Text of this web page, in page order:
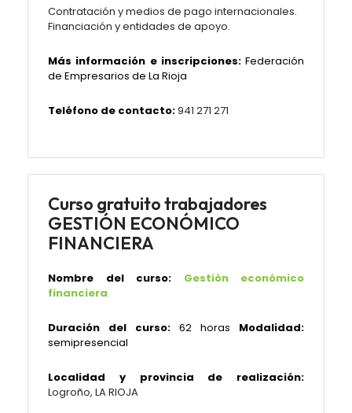
Contratación y medios de pago internacionales.
Financiación y entidades de apoyo.
Más información e inscripciones:Federación
de Empresarios de La Rioja
Teléfono de contacto:941 271 271
Curso gratuito trabajadores
GESTIÓN ECONÓMICO
FINANCIERA
Nombre del curso:
Gestión económico
financiera
Duración del curso: 62 horas Modalidad:
semipresencial
Localidad y provincia de realización:
Logroño, LA RIOJA